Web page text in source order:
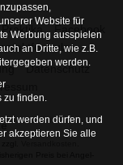
Facebook
Datenschutz
Website für
Werbung ausspielen
an Dritte, wie z.B.
werden.
zu finden.
werden dürfen, und
akzeptieren Sie alle